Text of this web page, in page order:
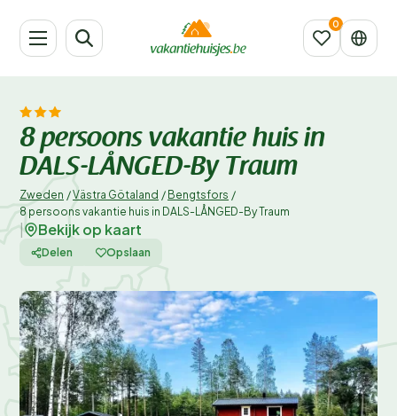
8 persoons vakantie huis in
DALS-LÅNGED-By Traum
Zweden /Västra Götaland / Bengtsfors /
8 persoons vakantie huis in DALS-LÅNGED-By Traum
Bekijk op kaart
Delen Opslaan